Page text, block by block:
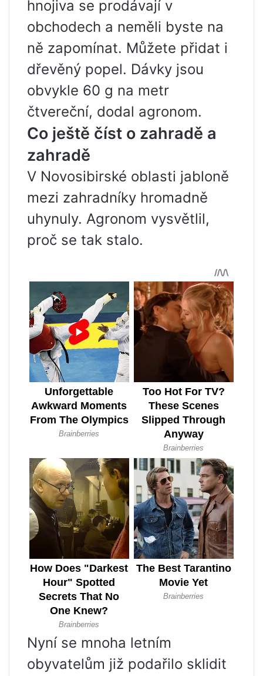
hnojiva se prodávají v
obchodech a neměli byste na
ně zapomínat. Můžete přidat i
dřevěný popel. Dávky jsou
obvykle 60 g na metr
čtvereční, dodal agronom.
Co ještě číst o zahradě a
zahradě
V Novosibirské oblasti jabloně
mezi zahradníky hromadně
uhynuly. Agronom vysvětlil,
proč se tak stalo.
Nyní se mnoha letním
obyvatelům již podařilo sklidit